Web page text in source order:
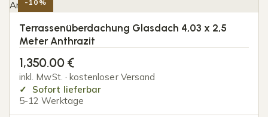
-10%
Terrassenüberdachung Glasdach 4,03 x 2,5
Meter Anthrazit
1,350.00 €
inkl. MwSt. · kostenloser Versand
Sofort lieferbar
5-12 Werktage